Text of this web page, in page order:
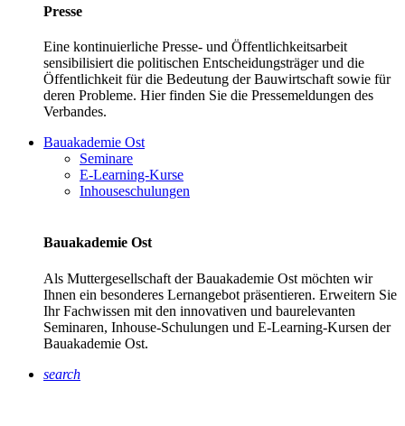
Presse
Eine kontinuierliche Presse- und Öffentlichkeitsarbeit
sensibilisiert die politischen Entscheidungsträger und die
Öffentlichkeit für die Bedeutung der Bauwirtschaft sowie für
deren Probleme. Hier finden Sie die Pressemeldungen des
Verbandes.
Bauakademie Ost
Seminare
E-Learning-Kurse
Inhouseschulungen
Bauakademie Ost
Als Muttergesellschaft der Bauakademie Ost möchten wir
Ihnen ein besonderes Lernangebot präsentieren. Erweitern Sie
Ihr Fachwissen mit den innovativen und baurelevanten
Seminaren, Inhouse-Schulungen und E-Learning-Kursen der
Bauakademie Ost.
search